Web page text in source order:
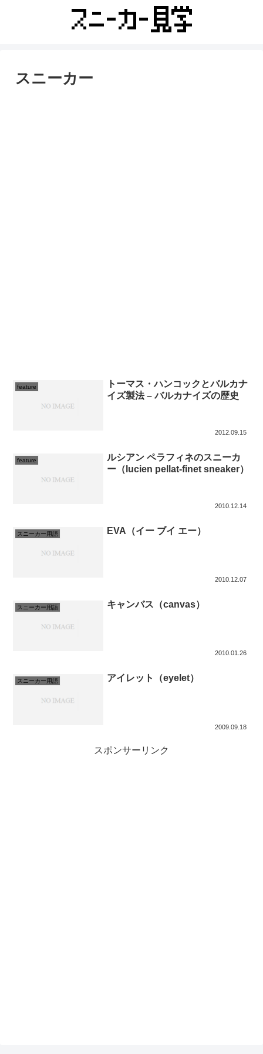
スニーカー
feature
トーマス・ハンコックとバルカナ
イズ製法 – バルカナイズの歴史
2012.09.15
feature
ルシアン ペラフィネのスニーカ
ー（lucien pellat-finet sneaker）
2010.12.14
スニーカー用語 EVA（イー ブイ エー）
2010.12.07
スニーカー用語 キャンバス（canvas）
2010.01.26
スニーカー用語 アイレット（eyelet）
2009.09.18
スポンサーリンク